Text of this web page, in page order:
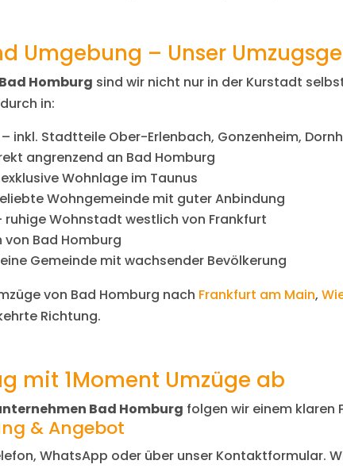
Umgebung – Unser
Homburg sind wir nicht nur in der Kurstadt
in:
– inkl. Stadtteile Ober-Erlenbach, Gonzenheim,
angrenzend an Bad Homburg
Wohnlage im Taunus
Wohngemeinde mit guter Anbindung
ruhige Wohnstadt westlich von Frankfurt
von Bad Homburg
Gemeinde mit wachsender Bevölkerung
von Bad Homburg nach Frankfurt am Main,
Richtung.
mit 1Moment Umzüge ab
Bad Homburg folgen wir einem klaren
& Angebot
WhatsApp oder über unser Kontaktformular.